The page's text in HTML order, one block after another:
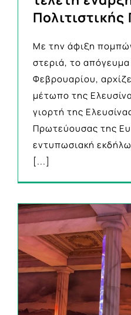
Με την άφιξη
στεριά, το
Φεβρουαρίου,
μέτωπο της
γιορτή της
Πρωτεύουσας της
εντυπωσιακή
[...]